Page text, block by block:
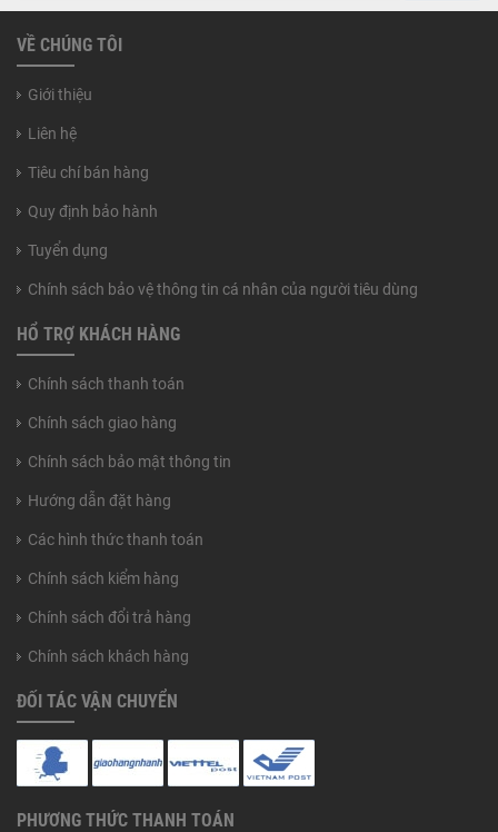
VỀ CHÚNG TÔI
Giới thiệu
Liên hệ
Tiêu chí bán hàng
Quy định bảo hành
Tuyển dụng
Chính sách bảo vệ thông tin cá nhân của người tiêu dùng
HỔ TRỢ KHÁCH HÀNG
Chính sách thanh toán
Chính sách giao hàng
Chính sách bảo mật thông tin
Hướng dẫn đặt hàng
Các hình thức thanh toán
Chính sách kiểm hàng
Chính sách đổi trả hàng
Chính sách khách hàng
ĐỐI TÁC VẬN CHUYỂN
PHƯƠNG THỨC THANH TOÁN